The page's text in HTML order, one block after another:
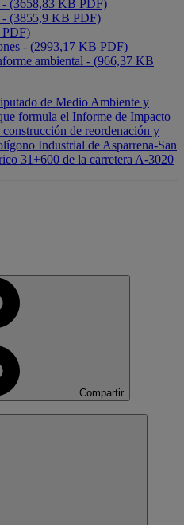
- (3658,83 KB PDF)
- (3855,9 KB PDF)
PDF)
- (2993,17 KB PDF)
ambiental - (966,37 KB
de Medio Ambiente y
formula el Informe de Impacto
de reordenación y
Industrial de Asparrena-San
31+600 de la carretera A-3020
Compartir